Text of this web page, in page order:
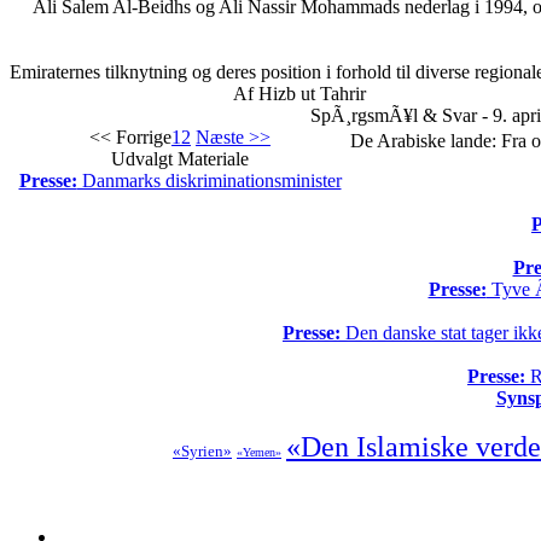
Ali Salem Al-Beidhs og Ali Nassir Mohammads nederlag i 1994,
Emiraternes tilknytning og deres position i forhold til diverse
Af Hizb ut Tahrir
SpÃ¸rgsmÃ¥l & Svar - 9.
De Arabiske lande: Fra
<< Forrige1 2 Næste >>
Udvalgt Materiale
Presse: Danmarks diskriminationsminister
Presse: Tyve
Presse: Den danske stat tager
Presse:
«Syrien» «Yemen» «Den Islamiske